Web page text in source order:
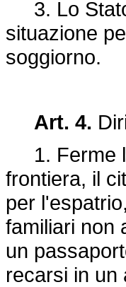
3. Lo Stato
situazione
soggiorno.
Art. 4.
1. Ferme
frontiera, il
per
familiari non
un
recarsi in un